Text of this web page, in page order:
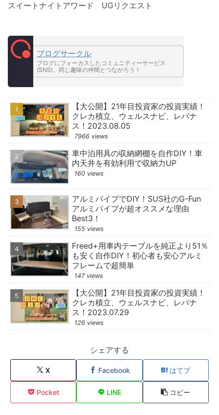
スイートナイトアワード UGリクエスト
ブログサークル
ブログにフォーカスしたコミュニティーサービス
(SNS)。同じ趣味の仲間とつながろう！
【大公開】21年目投資家の投資実績！
クレカ積立、ウェルスナビ、レバナ
ス！2023.08.05
7966 views
車中泊用具の収納網棚を自作DIY！車
内天井を有効利用で収納力UP
160 views
アルミパイプでDIY！SUS社のG-Fun
アルミパイプが超オススメな理由
Best3！
155 views
Freed+用車内テーブルを純正より51％
も安く自作DIY！初心者も安心アルミ
フレームで超簡単
147 views
【大公開】21年目投資家の投資実績！
クレカ積立、ウェルスナビ、レバナ
ス！2023.07.29
126 views
シェアする
X Facebook はてブ
Pocket LINE コピー